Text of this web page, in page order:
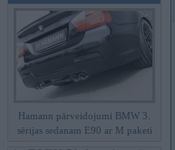
Hamann pārveidojumi BMW 3.
sērijas sedanam E90 ar M paketi